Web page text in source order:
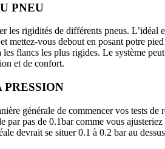
PNEU
les rigidités de différents pneus.
mettez-vous debout en posant potre
flancs les plus rigides. Le système
et de confort.
générale de commencer vos tests
par pas de 0.1bar comme vous
devrait se situer 0.1 à 0.2 bar au